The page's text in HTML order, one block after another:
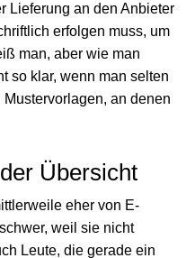
Lieferung an den Anbieter
erfolgen muss, um
man, aber wie man
so klar, wenn man selten
an denen
Übersicht
eher von E-
weil sie nicht
Leute, die gerade ein